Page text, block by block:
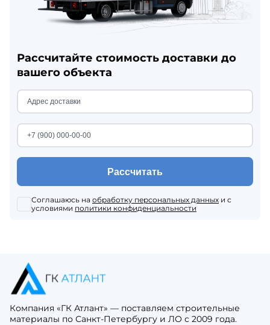
Рассчитайте стоимость доставки до
вашего объекта
Рассчитать
Соглашаюсь на обработку персональных данных и с
условиями политики конфиденциальности
Компания «ГК Атлант» — поставляем строительные
материалы по Санкт-Петербургу и ЛО с 2009 года.